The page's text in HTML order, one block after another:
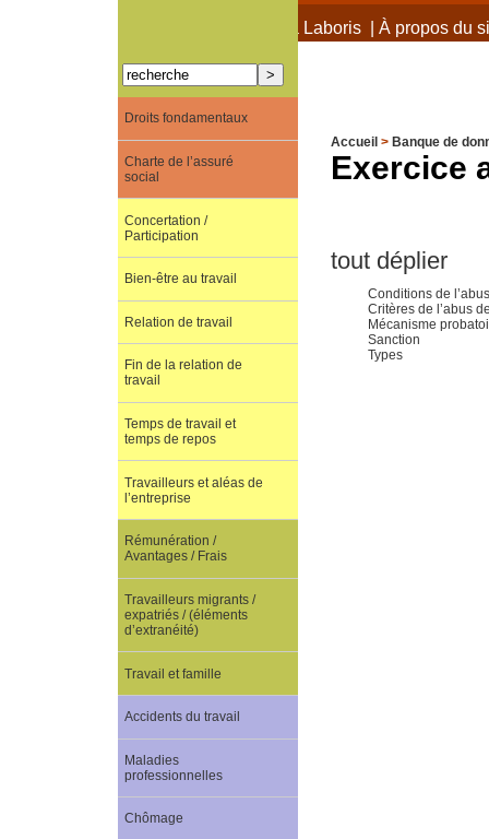
À propos de Terra Laboris| À propos du
Accueil > Banque de
Exercice
tout déplier
Conditions de
Critères de l’abus
Mécanisme
Sanction
Types
Droits fondamentaux
Charte de l’assuré
social
Concertation /
Participation
Bien-être au travail
Relation de travail
Fin de la relation de
travail
Temps de travail et
temps de repos
Travailleurs et aléas de
l’entreprise
Rémunération /
Avantages / Frais
Travailleurs migrants /
expatriés / (éléments
d’extranéité)
Travail et famille
Accidents du travail
Maladies
professionnelles
Chômage